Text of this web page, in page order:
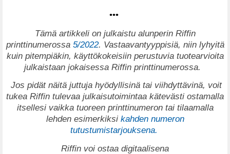
•••
Tämä artikkeli on julkaistu alunperin Riffin
printtinumerossa 5/2022. Vastaavantyyppisiä, niin lyhyitä
kuin pitempiäkin, käyttökokeisiin perustuvia tuotearvioita
julkaistaan jokaisessa Riffin printtinumerossa.
Jos pidät näitä juttuja hyödyllisinä tai viihdyttävinä, voit
tukea Riffin tulevaa julkaisutoimintaa kätevästi ostamalla
itsellesi vaikka tuoreen printtinumeron tai tilaamalla
lehden esimerkiksi kahden numeron
tutustumistarjouksena.
Riffin voi ostaa digitaalisena